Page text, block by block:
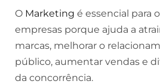
O Marketing é essencial para
empresas porque ajuda a
marcas, melhorar o
público, aumentar vendas e
da concorrência.